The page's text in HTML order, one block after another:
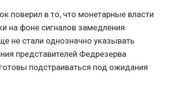
поверил в то, что монетарные власти
на фоне сигналов замедления
не стали однозначно указывать
представителей Федрезерва
подстраиваться под ожидания